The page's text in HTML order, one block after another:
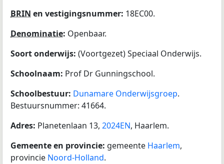
BRIN en vestigingsnummer: 18EC00.
Denominatie: Openbaar.
Soort onderwijs: (Voortgezet) Speciaal Onderwijs.
Schoolnaam: Prof Dr Gunningschool.
Schoolbestuur: Dunamare Onderwijsgroep.
Bestuursnummer: 41664.
Adres: Planetenlaan 13, 2024EN, Haarlem.
Gemeente en provincie: gemeente Haarlem,
provincie Noord-Holland.